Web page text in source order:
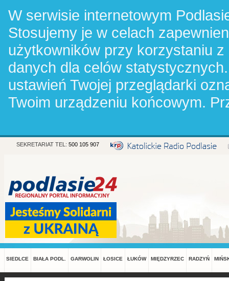
W serwisie internetowym
Stosujemy je w celach
użytkowników przy korzystaniu
danych dla celów
ustawień Twojej przeglądarki
Twoim urządzeniu końcowym.
SEKRETARIAT TEL: 500 105 907
SIEDLCE BIAŁA PODL. GARWOLIN ŁOSICE ŁUKÓW MIĘDZYRZEC RADZYŃ